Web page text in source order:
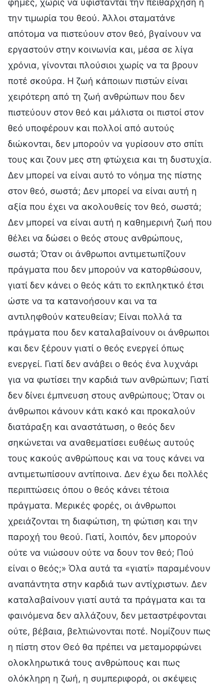
την τιμωρία του θεού. Άλλοι σταματάνε
απότομα να πιστεύουν στον θεό, βγαίνουν να
εργαστούν στην κοινωνία και, μέσα σε λίγα
χρόνια, γίνονται πλούσιοι χωρίς να τα βρουν
ποτέ σκούρα. Η ζωή κάποιων πιστών είναι
χειρότερη από τη ζωή ανθρώπων που δεν
πιστεύουν στον θεό και μάλιστα οι πιστοί στον
θεό υποφέρουν και πολλοί από αυτούς
διώκονται, δεν μπορούν να γυρίσουν στο σπίτι
τους και ζουν μες στη φτώχεια και τη δυστυχία.
Δεν μπορεί να είναι αυτό το νόημα της πίστης
στον θεό, σωστά; Δεν μπορεί να είναι αυτή η
αξία που έχει να ακολουθείς τον θεό, σωστά;
Δεν μπορεί να είναι αυτή η καθημερινή ζωή που
θέλει να δώσει ο θεός στους ανθρώπους,
σωστά; Όταν οι άνθρωποι αντιμετωπίζουν
πράγματα που δεν μπορούν να κατορθώσουν,
γιατί δεν κάνει ο θεός κάτι το εκπληκτικό έτσι
ώστε να τα κατανοήσουν και να τα
αντιληφθούν κατευθείαν; Είναι πολλά τα
πράγματα που δεν καταλαβαίνουν οι άνθρωποι
και δεν ξέρουν γιατί ο θεός ενεργεί όπως
ενεργεί. Γιατί δεν ανάβει ο θεός ένα λυχνάρι
για να φωτίσει την καρδιά των ανθρώπων; Γιατί
δεν δίνει έμπνευση στους ανθρώπους; Όταν οι
άνθρωποι κάνουν κάτι κακό και προκαλούν
διατάραξη και αναστάτωση, ο θεός δεν
σηκώνεται να αναθεματίσει ευθέως αυτούς
τους κακούς ανθρώπους και να τους κάνει να
αντιμετωπίσουν αντίποινα. Δεν έχω δει πολλές
περιπτώσεις όπου ο θεός κάνει τέτοια
πράγματα. Μερικές φορές, οι άνθρωποι
χρειάζονται τη διαφώτιση, τη φώτιση και την
παροχή του θεού. Γιατί, λοιπόν, δεν μπορούν
ούτε να νιώσουν ούτε να δουν τον θεό; Πού
είναι ο θεός;» Όλα αυτά τα «γιατί» παραμένουν
αναπάντητα στην καρδιά των αντίχριστων. Δεν
καταλαβαίνουν γιατί αυτά τα πράγματα και τα
φαινόμενα δεν αλλάζουν, δεν μεταστρέφονται
ούτε, βέβαια, βελτιώνονται ποτέ. Νομίζουν πως
η πίστη στον Θεό θα πρέπει να μεταμορφώνει
ολοκληρωτικά τους ανθρώπους και πως
ολόκληρη η ζωή, η συμπεριφορά, οι σκέψεις